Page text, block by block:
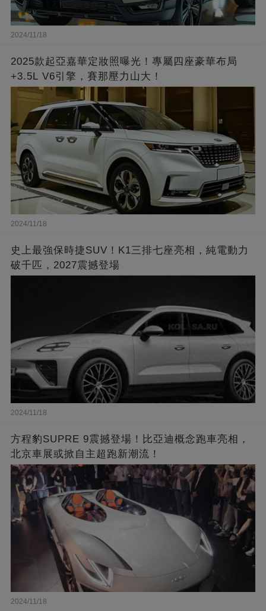
2024/11/18
2025款起亞嘉華定妝照曝光！專屬四座豪華布局
+3.5L V6引擎，賽那壓力山大！
2024/11/18
史上最強保時捷SUV！K1三排七座亮相，純電動力
破千匹，2027震撼登場
2024/11/18
方程豹SUPRE 9震撼登場！比亞迪概念跑車亮相，
北京車展或掀自主超跑新潮流！
2024/11/18